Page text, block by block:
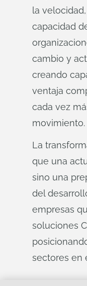
la
capacidad
cambio y
creando
ventaja
cada vez
movimiento.
La
que una
sino una
del
empresas
soluciones
sectores en